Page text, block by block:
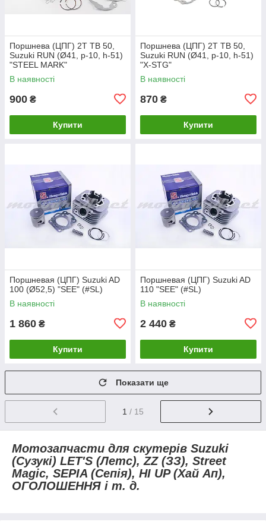
Поршнева (ЦПГ) 2T TB 50,
Suzuki RUN (Ø41, p-10, h-51)
"STEEL MARK"
В наявності
900 ₴
Купити
Поршнева (ЦПГ) 2T TB 50,
Suzuki RUN (Ø41, p-10, h-51)
"X-STG"
В наявності
870 ₴
Купити
Поршневая (ЦПГ) Suzuki AD
100 (Ø52,5) "SEE" (#SL)
В наявності
1 860 ₴
Купити
Поршневая (ЦПГ) Suzuki AD
110 "SEE" (#SL)
В наявності
2 440 ₴
Купити
Показати ще
1 / 15
Мотозапчасти для скутерів Suzuki
(Сузукі) LET'S (Летс), ZZ (ЗЗ), Street
Magic, SEPIA (Сепія), HI UP (Хай Ап),
ОГОЛОШЕННЯ і т. д.